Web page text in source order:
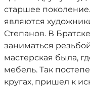
старшее
являются
Степанов. В
заниматься
мастерская была,
мебель. Так
кругах, пришел к